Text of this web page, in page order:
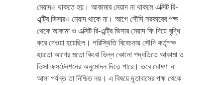
মেয়াদও থাকতে হয়। আকামার মেয়াদ না থাকলে এক্সিট রি-
এন্ট্রি ভিসারও মেয়াদ থাকে না। আগে সৌদি সরকারের পক্ষ
থেকে আকামা ও এক্সিট রি-এন্ট্রি ভিসার মেয়াদ ফি দিয়ে বৃদ্ধি
করে দেওয়া হয়েছিল। পরিস্থিতি বিবেচনায় সৌদি কর্তৃপক্ষ
হয়তো আগের মতো কিংবা ভিন্ন কোনো পদ্ধতিতে আকামা ও
ভিসা এক্সটেনশনের অনুমোদন দিতে পারে। তবে ঘোষণা না
আসা পর্যন্ত তা নিশ্চিত নয়। এ বিষয়ে দূতাবাসের পক্ষ থেকে